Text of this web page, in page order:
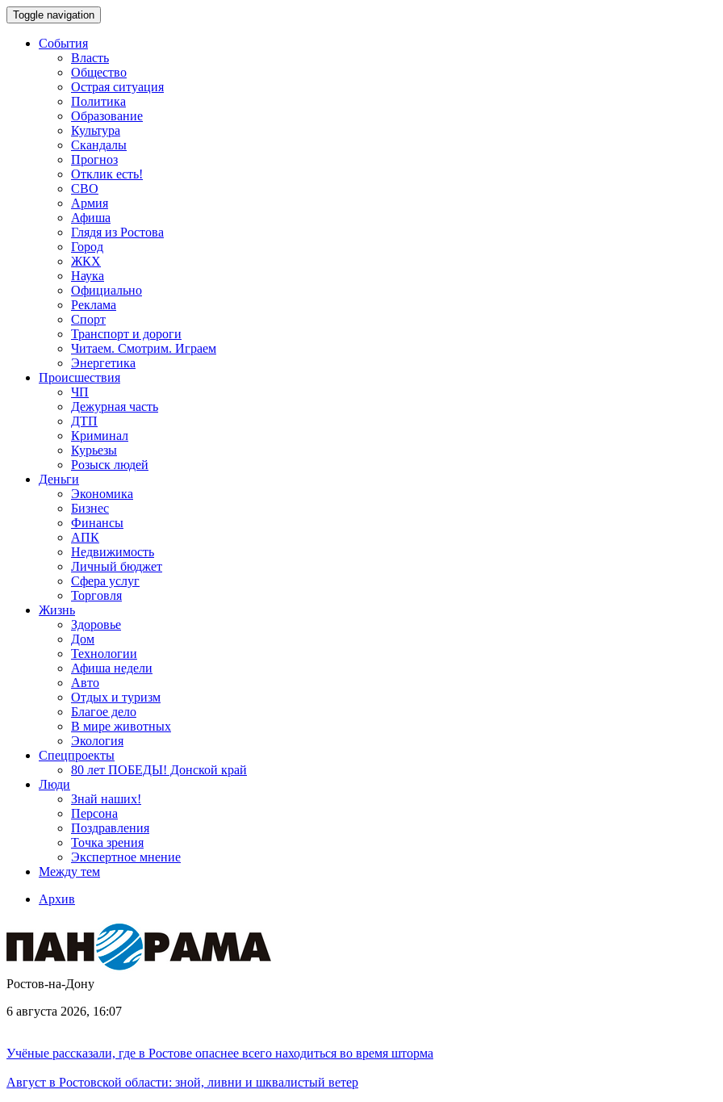
Toggle navigation
События
Власть
Общество
Острая ситуация
Политика
Образование
Культура
Скандалы
Прогноз
Отклик есть!
СВО
Армия
Афиша
Глядя из Ростова
Город
ЖКХ
Наука
Официально
Реклама
Спорт
Транспорт и дороги
Читаем. Смотрим. Играем
Энергетика
Происшествия
ЧП
Дежурная часть
ДТП
Криминал
Курьезы
Розыск людей
Деньги
Экономика
Бизнес
Финансы
АПК
Недвижимость
Личный бюджет
Сфера услуг
Торговля
Жизнь
Здоровье
Дом
Технологии
Афиша недели
Авто
Отдых и туризм
Благое дело
В мире животных
Экология
Спецпроекты
80 лет ПОБЕДЫ! Донской край
Люди
Знай наших!
Персона
Поздравления
Точка зрения
Экспертное мнение
Между тем
Архив
Ростов-на-Дону
6 августа 2026, 16:07
Учёные рассказали, где в Ростове опаснее всего находиться во время шторма
Август в Ростовской области: зной, ливни и шквалистый ветер